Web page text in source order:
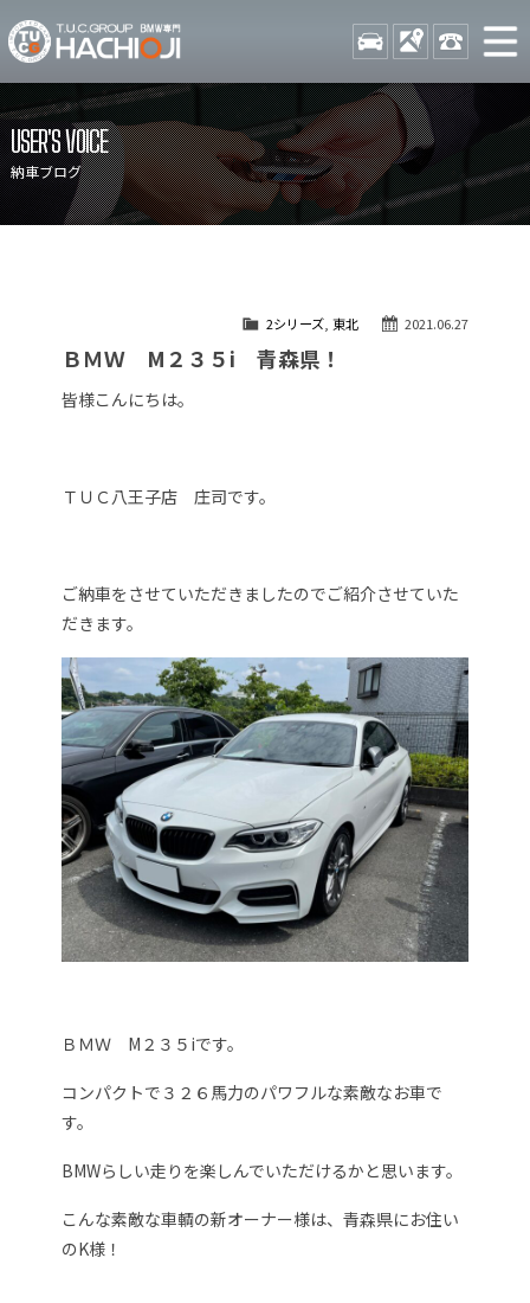
TUCグループ BMW専門 八
STOCK ACCESS 042-
ニュース
在庫リスト
目玉車両一覧
店舗紹介
保証＆サービス
アクセスマップ
自動車保険
USER'S VOICE
納車ブログ
2021.06.27
2シリーズ, 東北
ＢＭＷ M２３５i 青森県！
皆様こんにちは。
ＴＵＣ八王子店 庄司です。
ご納車をさせていただきましたのでご紹介させていた
だきます。
ＢＭＷ M２３５iです。
コンパクトで３２６馬力のパワフルな素敵なお車で
す。
BMWらしい走りを楽しんでいただけるかと思います。
こんな素敵な車輌の新オーナー様は、青森県にお住い
のK様！